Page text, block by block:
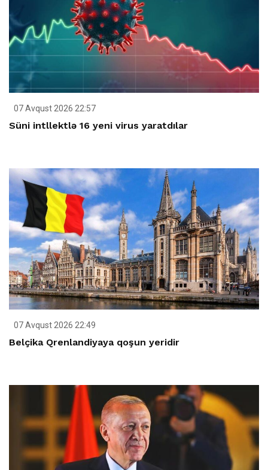
07 Avqust 2026 22:57
Süni intllektlə 16 yeni virus yaratdılar
07 Avqust 2026 22:49
Belçika Qrenlandiyaya qoşun yeridir